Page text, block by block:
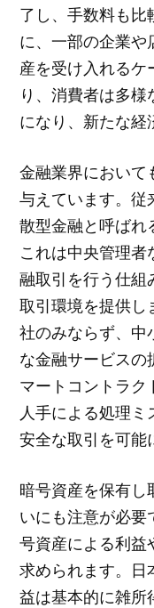
了し、手数料も比
に、一部の企業や
産を受け入れるケ
り、消費者は多
になり、新たな経
金融業界において
与えています。従
散型金融と呼ばれ
これは中央管理
融取引を行う仕組
取引環境を提供し
社のみならず、中
な金融サービスの
マートコントラク
人手による処理
安全な取引を可能
暗号資産を保有し
いにも注意が必
号資産による利益
求められます。日
益は基本的に雑所